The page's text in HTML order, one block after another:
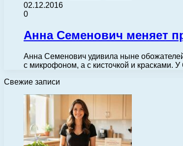
02.12.2016
0
Анна Семенович меняет
Анна Семенович удивила ныне
с микрофоном, а с кисточкой и красками.
Свежие записи